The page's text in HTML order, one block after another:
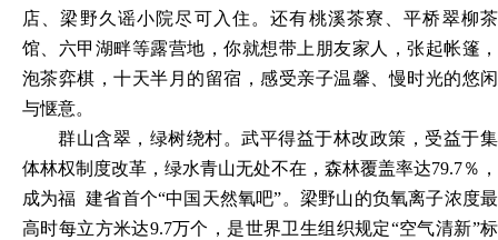
店、梁野久谣小院尽可入住。还有桃溪茶寮、平桥翠柳茶
馆、六甲湖畔等露营地，你就想带上朋友家人，张起帐篷，
泡茶弈棋，十天半月的留宿，感受亲子温馨、慢时光的悠闲
与惬意。
群山含翠，绿树绕村。武平得益于林改政策，受益于集
体林权制度改革，绿水青山无处不在，森林覆盖率达79.7％ ，
成为福 建省首个“中国天然氧吧”。梁野山的负氧离子浓度最
高时每立方米达9.7万个，是世界卫生组织规定“空气清新”标